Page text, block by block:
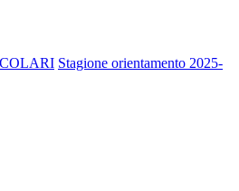
Stagione orientamento 2025-